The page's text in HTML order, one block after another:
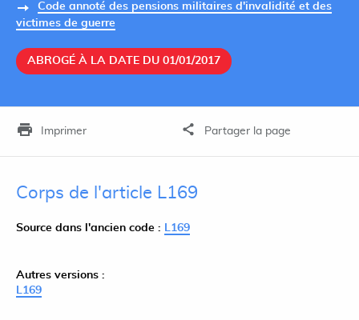
Code annoté des pensions militaires d'invalidité et des
victimes de guerre
ABROGÉ À LA DATE DU 01/01/2017
Imprimer Partager la page
Corps de l'article L169
Source dans l'ancien code : L169
Autres versions :
L169